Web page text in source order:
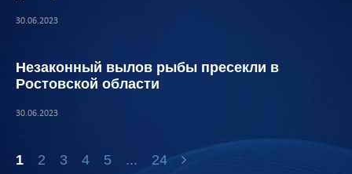
30.06.2023
Незаконный вылов рыбы пресекли в
Ростовской области
30.06.2023
1 2 3 4 5 ... 24